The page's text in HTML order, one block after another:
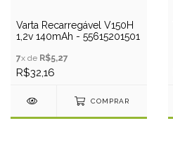
Varta Recarregável V150H
1,2v 140mAh - 55615201501
7x de R$5,27
R$32,16
COMPRAR